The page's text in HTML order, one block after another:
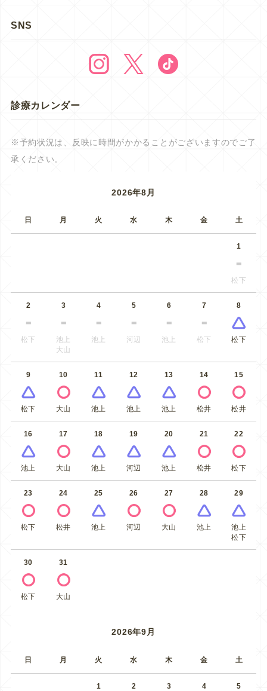
SNS
診療カレンダー
※予約状況は、反映に時間がかかることがございますのでご了
承ください。
2026年8月
日 月 火 水 木 金 土
1
松下
2
松下
3
池上
大山
4
池上
5
河辺
6
池上
7
松下
8
松下
9
松下
10
大山
11
池上
12
池上
13
池上
14
松井
15
松井
16
池上
17
大山
18
池上
19
河辺
20
池上
21
松井
22
松下
23
松下
24
松井
25
池上
26
河辺
27
大山
28
池上
29
池上
松下
30
松下
31
大山
2026年9月
日 月 火 水 木 金 土
1 2 3 4 5